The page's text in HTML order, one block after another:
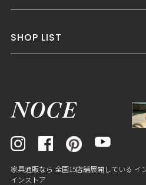
SHOP LIST
家具通販なら 全国15店舗展開している イ
インストア